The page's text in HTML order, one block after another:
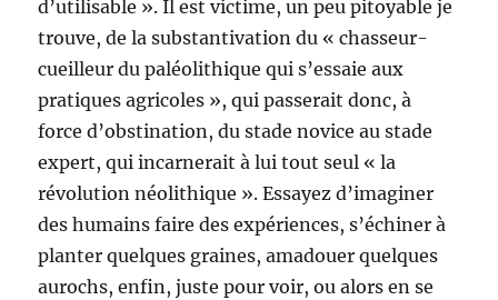
d’utilisable ». Il est victime, un peu pitoyable je
trouve, de la substantivation du « chasseur-
cueilleur du paléolithique qui s’essaie aux
pratiques agricoles », qui passerait donc, à
force d’obstination, du stade novice au stade
expert, qui incarnerait à lui tout seul « la
révolution néolithique ». Essayez d’imaginer
des humains faire des expériences, s’échiner à
planter quelques graines, amadouer quelques
aurochs, enfin, juste pour voir, ou alors en se